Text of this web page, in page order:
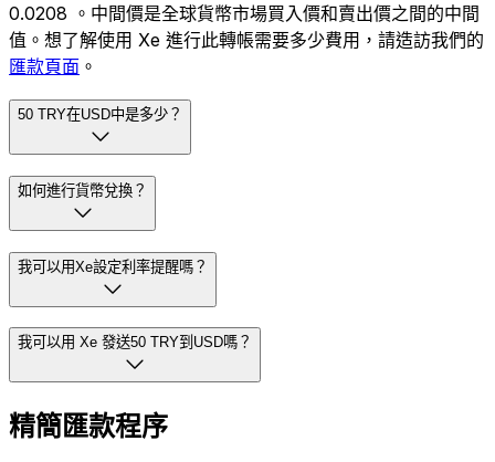
0.0208 。中間價是全球貨幣市場買入價和賣出價之間的中間
值。想了解使用 Xe 進行此轉帳需要多少費用，請造訪我們的
匯款頁面 。
50 TRY在USD中是多少？
如何進行貨幣兌換？
我可以用Xe設定利率提醒嗎？
我可以用 Xe 發送50 TRY到USD嗎？
精簡匯款程序